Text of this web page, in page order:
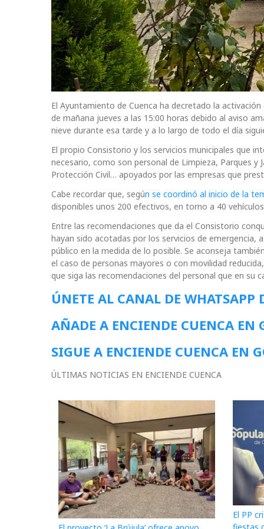
El Ayuntamiento de Cuenca ha decretado la
de mañana jueves a las 15:00 horas debido al aviso
nieve durante esa tarde y a lo largo de todo el día
El propio Consistorio y los servicios municipales que
necesario, como son personal de Limpieza, Parques
Protección Civil… apoyados por las empresas que
Cabe recordar que, según se coordinó al inicio de la
disponibles unos 200 efectivos, en torno a 40
Entre las recomendaciones que da el Consistorio
hayan sido acotadas por los servicios de
público en la medida de lo posible. Se aconseja
el caso de personas mayores o con movilidad
que siga las recomendaciones del personal que en su
ÚNETE AL CANAL DE WHATSAPP
AÑADE A ENCIENDE CUENCA EN
SIGUE A ENCIENDE CUENCA EN
ÚLTIMAS NOTICIAS EN ENCIENDE CUENCA
El PP
fiestas